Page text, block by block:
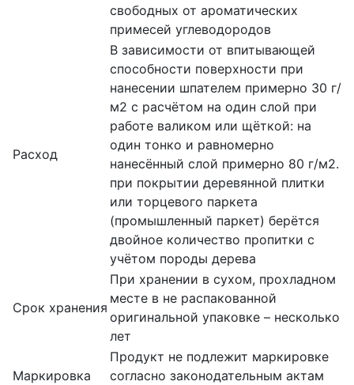
свободных от ароматических
примесей углеводородов
Расход
В зависимости от впитывающей
способности поверхности при
нанесении шпателем примерно 30 г/
м2 с расчётом на один слой при
работе валиком или щёткой: на
один тонко и равномерно
нанесённый слой примерно 80 г/м2.
при покрытии деревянной плитки
или торцевого паркета
(промышленный паркет) берётся
двойное количество пропитки с
учётом породы дерева
Срок хранения
При хранении в сухом, прохладном
месте в не распакованной
оригинальной упаковке – несколько
лет
Маркировка
Продукт не подлежит маркировке
согласно законодательным актам